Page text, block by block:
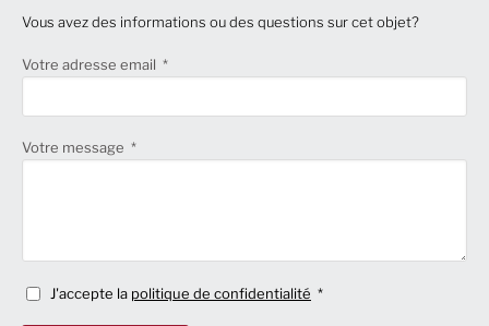
Vous avez des informations ou des questions sur cet objet?
Votre adresse email
Votre message
J'accepte la politique de confidentialité